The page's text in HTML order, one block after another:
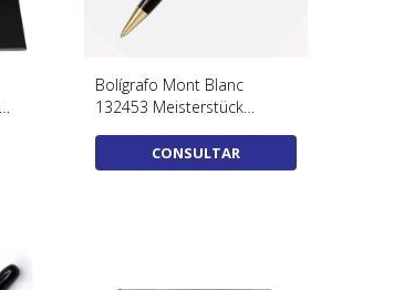
Bolígrafo Mont Blanc
132453 Meisterstück
CONSULTAR